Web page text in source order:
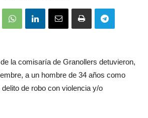
la comisaría de Granollers detuvieron,
a un hombre de 34 años como
de robo con violencia y/o